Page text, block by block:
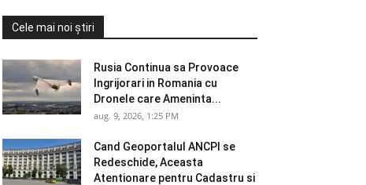
Cele mai noi știri
Rusia Continua sa Provoace
Ingrijorari in Romania cu
Dronele care Ameninta...
aug. 9, 2026, 1:25 PM
Cand Geoportalul ANCPI se
Redeschide, Aceasta
Atentionare pentru Cadastru si